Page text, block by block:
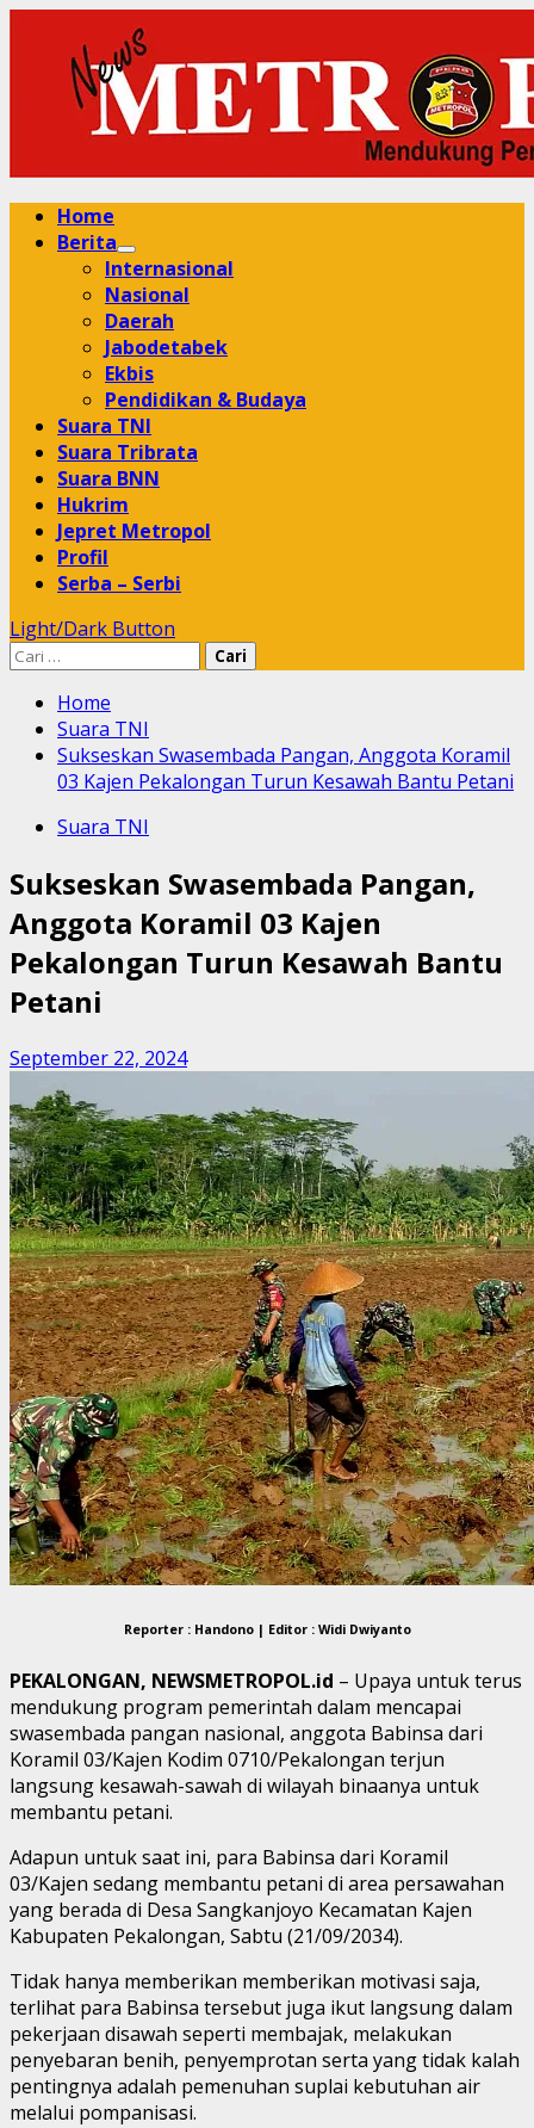
content
Primary
Menu
Home
Berita
Internasional
Nasional
Daerah
Jabodetabek
Ekbis
Pendidikan & Budaya
Suara TNI
Suara Tribrata
Suara BNN
Hukrim
Jepret Metropol
Profil
Serba – Serbi
Light/Dark Button
Cari
Home
Suara TNI
Sukseskan Swasembada Pangan, Anggota Koramil
03 Kajen Pekalongan Turun Kesawah Bantu Petani
Suara TNI
Sukseskan Swasembada Pangan,
Anggota Koramil 03 Kajen
Pekalongan Turun Kesawah Bantu
Petani
September 22, 2024
Reporter : Handono | Editor : Widi Dwiyanto
PEKALONGAN, NEWSMETROPOL.id – Upaya untuk terus
mendukung program pemerintah dalam mencapai
swasembada pangan nasional, anggota Babinsa dari
Koramil 03/Kajen Kodim 0710/Pekalongan terjun
langsung kesawah-sawah di wilayah binaanya untuk
membantu petani.
Adapun untuk saat ini, para Babinsa dari Koramil
03/Kajen sedang membantu petani di area persawahan
yang berada di Desa Sangkanjoyo Kecamatan Kajen
Kabupaten Pekalongan, Sabtu (21/09/2034).
Tidak hanya memberikan memberikan motivasi saja,
terlihat para Babinsa tersebut juga ikut langsung dalam
pekerjaan disawah seperti membajak, melakukan
penyebaran benih, penyemprotan serta yang tidak kalah
pentingnya adalah pemenuhan suplai kebutuhan air
melalui pompanisasi.